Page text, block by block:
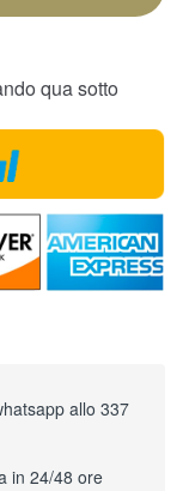
qua sotto
allo 337
in 24/48 ore